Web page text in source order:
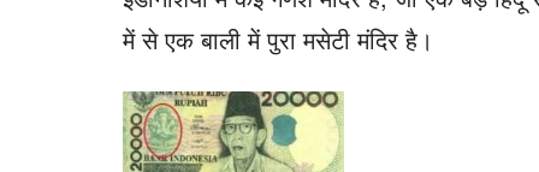
में से एक बाली में पुरा मसेटी मंदिर है।